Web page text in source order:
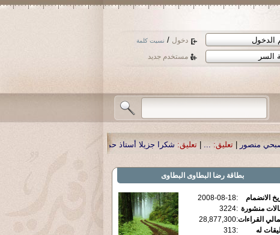
دخول / نسيت كلمة
مستخدم جديد
شكرا جزيلا أستاذ حمد الحمد .أكرمكم الله .|تعليق:
بطاقة رضا البطاوى البطاوى
الانضمام :
2008-08-18
منشورة :
3224
القراءات:
28,877,300
له
:
313